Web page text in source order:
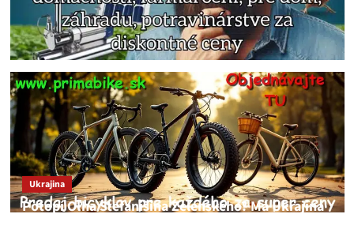
Ukrajina
Potopí Oľha Stefanišina Zelenského? Má Ukrajina